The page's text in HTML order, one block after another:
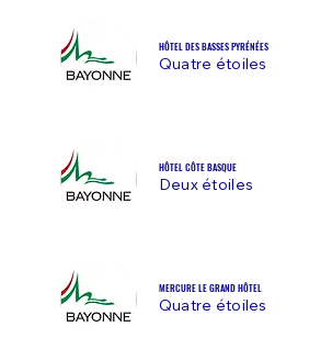
HÔTEL DES BASSES PYRÉNÉES
Quatre étoiles
​HÔTEL CÔTE BASQUE
Deux étoiles
MERCURE LE GRAND HÔTEL
Quatre étoiles